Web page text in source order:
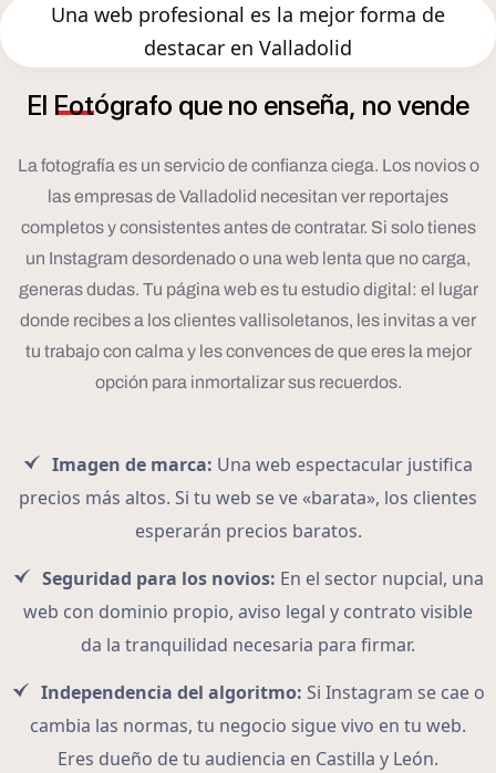
Una web profesional es la mejor forma de
destacar en Valladolid
El Fotógrafo que no enseña, no vende
La fotografía es un servicio de confianza ciega. Los novios o
las empresas de Valladolid necesitan ver reportajes
completos y consistentes antes de contratar. Si solo tienes
un Instagram desordenado o una web lenta que no carga,
generas dudas. Tu página web es tu estudio digital: el lugar
donde recibes a los clientes vallisoletanos, les invitas a ver
tu trabajo con calma y les convences de que eres la mejor
opción para inmortalizar sus recuerdos.
Imagen de marca: Una web espectacular justifica
precios más altos. Si tu web se ve «barata», los clientes
esperarán precios baratos.
Seguridad para los novios: En el sector nupcial, una
web con dominio propio, aviso legal y contrato visible
da la tranquilidad necesaria para firmar.
Independencia del algoritmo: Si Instagram se cae o
cambia las normas, tu negocio sigue vivo en tu web.
Eres dueño de tu audiencia en Castilla y León.